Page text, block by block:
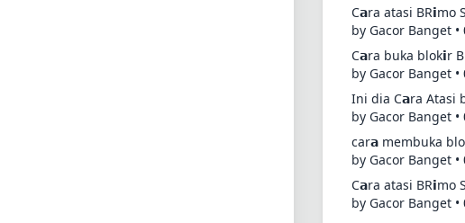
C𝗮ra atasi BR𝗶mo
by Gacor Banget •
C𝗮ra buka blok𝗶r
by Gacor Banget •
Ini dia C𝗮ra Atasi
by Gacor Banget •
car𝗮 membuka
by Gacor Banget •
C𝗮ra atasi BR𝗶mo
by Gacor Banget •